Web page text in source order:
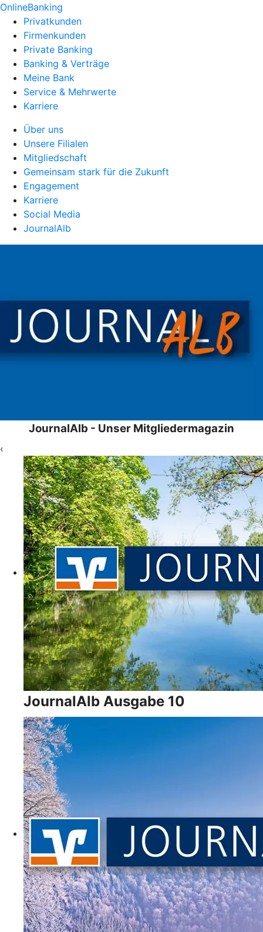
OnlineBanking
Privatkunden
Firmenkunden
Private Banking
Banking & Verträge
Meine Bank
Service & Mehrwerte
Karriere
Über uns
Unsere Filialen
Mitgliedschaft
Gemeinsam stark für die Zukunft
Engagement
Karriere
Social Media
JournalAlb
JournalAlb - Unser Mitgliedermagazin
‹
JournalAlb Ausgabe 10